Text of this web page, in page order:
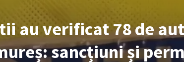
au verificat 78 de
sancțiuni și